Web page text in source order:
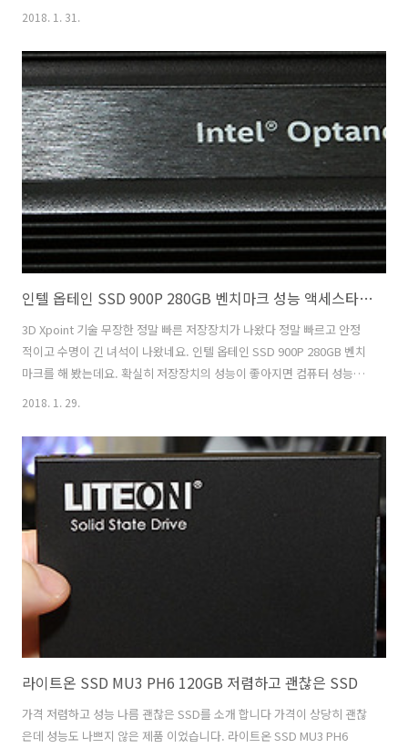
크를 해보니 성능은 꽤 잘 나옵니다. 인텔 SSD 760P 시리즈는 3D TLC
선택이 된 것 같은데요. 근데 그래도 프리미엄 제품이라 5년간 AS를 제
공을 합니다. 이부분은 6시리즈와 비슷하긴 한데요. 좀 다르다면 전체적
인 성능 자체가 좋아졌습니다. 두배 가까이 성능이 개선이 되었네요. 7이
라는 이름이 붙어서 인지 더 멋진데요. 얼핏보면 CPU 박스 아닌가 싶은
디자인으로 생겼습니다. 인텔 SSD 760P 시리..
2018. 1. 31.
인텔 옵테인 SSD 900P 280GB 벤치마크 성능 액세스타임 놀라워
3D Xpoint 기술 무장한 정말 빠른 저장장치가 나왔다 정말 빠르고 안정
적이고 수명이 긴 녀석이 나왔네요. 인텔 옵테인 SSD 900P 280GB 벤치
마크를 해 봤는데요. 확실히 저장장치의 성능이 좋아지면 컴퓨터 성능이
놀랍지만 엑세스타임 부분이 놀랍네요. 앞으로 이 장치가 더 많이 사용될
것은 분명할 것 같습니다. 나중에는 램도 곧 대체가 되겠죠. 이제는 정말
끄고 켜는것이 의미가 없어진 컴퓨터도 나오게 될 것 같습니다. Intel
Optane SSD 900P 입니다. 이 제품은 U.2 타입과 PCIe SSD 타입이 있
는데 이번 소개하는것은 PCIe S..
2018. 1. 29.
라이트온 SSD MU3 PH6 120GB 저렴하고 괜찮은 SSD
가격 저렴하고 성능 나름 괜찮은 SSD를 소개 합니다 가격이 상당히 괜찮
은데 성능도 나쁘지 않은 제품 이었습니다. 라이트온 SSD MU3 PH6